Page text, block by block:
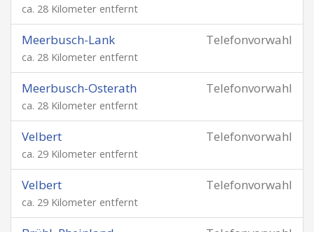
ca. 28 Kilometer entfernt
Telefonvorwahl
Meerbusch-Lank
ca. 28 Kilometer entfernt
Telefonvorwahl
Meerbusch-Osterath
ca. 28 Kilometer entfernt
Telefonvorwahl
Velbert
ca. 29 Kilometer entfernt
Telefonvorwahl
Velbert
ca. 29 Kilometer entfernt